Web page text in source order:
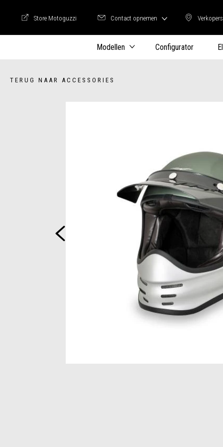
Verkopers
Store Motoguzzi
Store Motoguzzi Contact opnemen
Modellen Configurator
TERUG NAAR ACCESSORIES